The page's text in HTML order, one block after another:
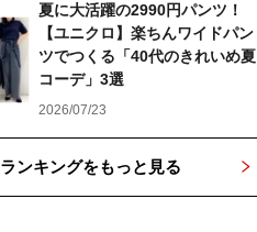
夏に大活躍の2990円パンツ！
【ユニクロ】楽ちんワイドパン
ツでつくる「40代のきれいめ夏
コーデ」3選
2026/07/23
ランキングをもっと見る